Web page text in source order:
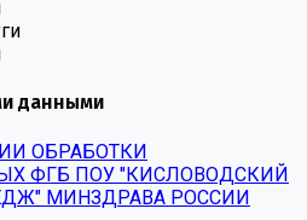
данными
ОБРАБОТКИ
ФГБ ПОУ "КИСЛОВОДСКИЙ
МИНЗДРАВА РОССИИ